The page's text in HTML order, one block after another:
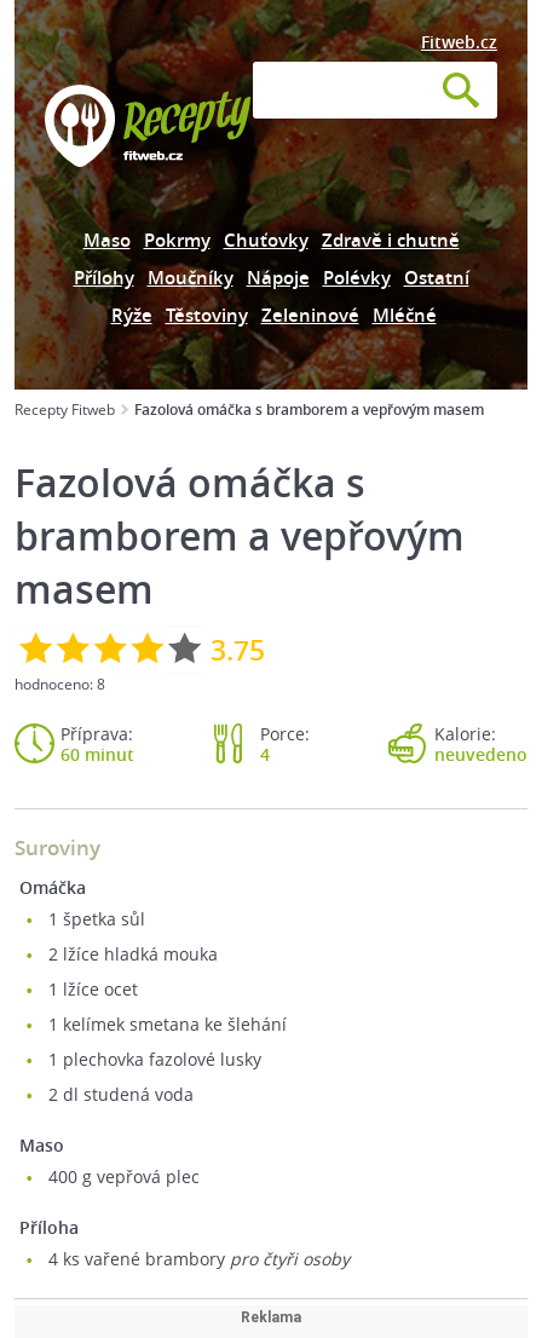
Fitweb.cz
Maso Pokrmy Chuťovky Zdravě i chutně
Přílohy Moučníky Nápoje Polévky Ostatní
Rýže Těstoviny Zeleninové Mléčné
Recepty Fitweb Fazolová omáčka s bramborem a vepřovým masem
Fazolová omáčka s
bramborem a vepřovým
masem
3.75
hodnoceno:8
Příprava:
60 minut
Porce:
4
Kalorie:
neuvedeno
Suroviny
Omáčka
1 špetka sůl
2 lžíce hladká mouka
1 lžíce ocet
1 kelímek smetana ke šlehání
1 plechovka fazolové lusky
2 dl studená voda
Maso
400 g vepřová plec
Příloha
4 ks vařené brambory pro čtyři osoby